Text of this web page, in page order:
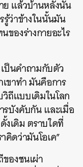
ย แล้วบ้านหลังนั้น
รู้ว่าข้างในนั้นมัน
ของร่างกายอะไร
ป็นคำถามกับตัว
เขาทำมันคือการ
ถีแบบเดิมในโลก
รบังคับกัน และเมื่อ
งเดิม ตราบใดที่
คิดว่ามันโอเค”
องชนเผ่า